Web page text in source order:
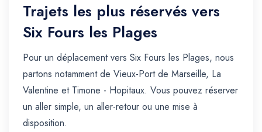
Trajets les plus réservés vers
Six Fours les Plages
Pour un déplacement vers Six Fours les Plages, nous
partons notamment de Vieux-Port de Marseille, La
Valentine et Timone - Hopitaux. Vous pouvez réserver
un aller simple, un aller-retour ou une mise à
disposition.